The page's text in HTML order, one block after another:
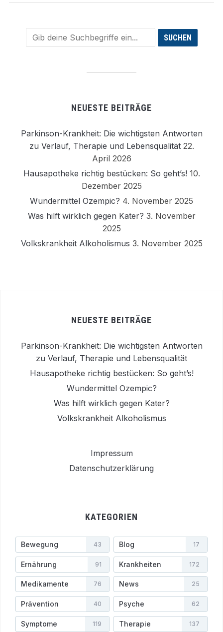
NEUESTE BEITRÄGE
Parkinson-Krankheit: Die wichtigsten Antworten
zu Verlauf, Therapie und Lebensqualität 22.
April 2026
Hausapotheke richtig bestücken: So geht’s! 10.
Dezember 2025
Wundermittel Ozempic? 4. November 2025
Was hilft wirklich gegen Kater? 3. November
2025
Volkskrankheit Alkoholismus 3. November 2025
NEUESTE BEITRÄGE
Parkinson-Krankheit: Die wichtigsten Antworten
zu Verlauf, Therapie und Lebensqualität
Hausapotheke richtig bestücken: So geht’s!
Wundermittel Ozempic?
Was hilft wirklich gegen Kater?
Volkskrankheit Alkoholismus
Impressum
Datenschutzerklärung
KATEGORIEN
Bewegung 43 Blog 17
Ernährung 91 Krankheiten 172
Medikamente 76 News 25
Prävention 40 Psyche 62
Symptome 119 Therapie 137